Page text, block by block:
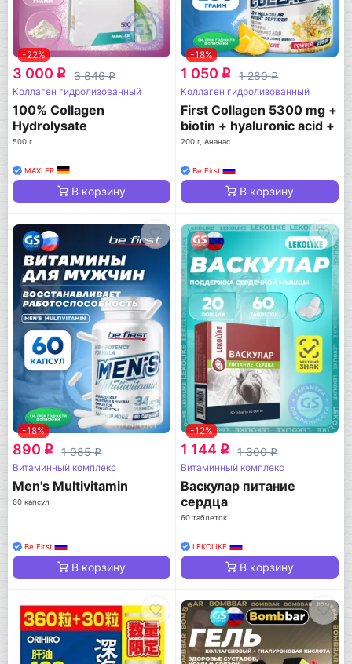
-22%
3 000 q 3 846q
Коллаген гидролизованный
100% Collagen
Hydrolysate
500 г
MAXLER
В корзину
-18%
1 050 q 1 280q
Коллаген гидролизованный
First Collagen 5300 mg +
biotin + hyaluronic acid +
vitamin C
200 г, Ананас
Be First
В корзину
-18%
890 q 1 085q
Витаминный комплекс
Men's Multivitamin
60 капсул
Be First
В корзину
-12%
1 144 q 1 300q
Витаминный комплекс
Васкулар питание
сердца
60 таблеток
LEKOLIKE
В корзину